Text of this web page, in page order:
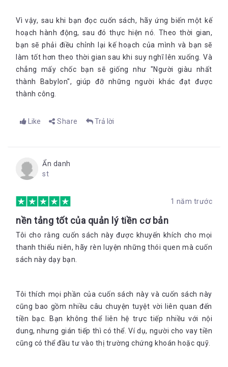
Vì vậy, sau khi bạn đọc cuốn sách, hãy ứng biến một kế
hoạch hành động, sau đó thực hiện nó. Theo thời gian,
bạn sẽ phải điều chỉnh lại kế hoạch của mình và bạn sẽ
làm tốt hơn theo thời gian sau khi suy nghĩ lên xuống. Và
chẳng mấy chốc bạn sẽ giống như "Người giàu nhất
thành Babylon", giúp đỡ những người khác đạt được
thành công.
Like Share Trả lời
Ẩn danh
st
1 năm trước
nền tảng tốt của quản lý tiền cơ bản
Tôi cho rằng cuốn sách này được khuyến khích cho mọi
thanh thiếu niên, hãy rèn luyện những thói quen mà cuốn
sách này dạy bạn.
Tôi thích mọi phần của cuốn sách này và cuốn sách này
cũng bao gồm nhiều câu chuyện tuyệt vời liên quan đến
tiền bạc. Bạn không thể liên hệ trực tiếp nhiều với nội
dung, nhưng gián tiếp thì có thể. Ví dụ, người cho vay tiền
cũng có thể đầu tư vào thị trường chứng khoán hoặc quỹ.